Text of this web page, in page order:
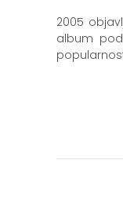
2005
album